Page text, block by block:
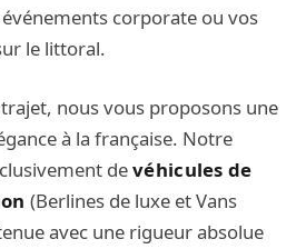
corporate ou vos
le littoral.
nous vous proposons une
à la française. Notre
devéhicules de
(Berlines de luxe et Vans
avec une rigueur absolue